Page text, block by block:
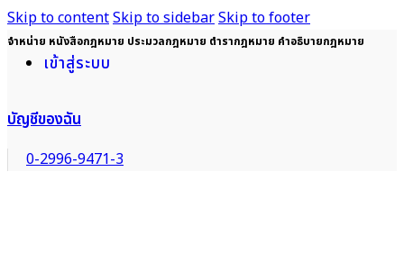
Skip to contentSkip to sidebarSkip to footer
จำหน่าย หนังสือกฎหมาย ประมวลกฎหมาย ตำรากฎหมาย คำอธิบายกฎหมาย
เข้าสู่ระบบ
บัญชีของฉัน
0-2996-9471-3